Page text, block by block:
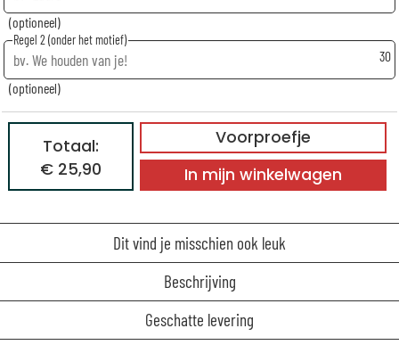
(optioneel)
Regel 2 (onder het motief)
30
(optioneel)
Voorproefje
Totaal:
€ 25,90
In mijn winkelwagen
Dit vind je misschien ook leuk
Beschrijving
Geschatte levering